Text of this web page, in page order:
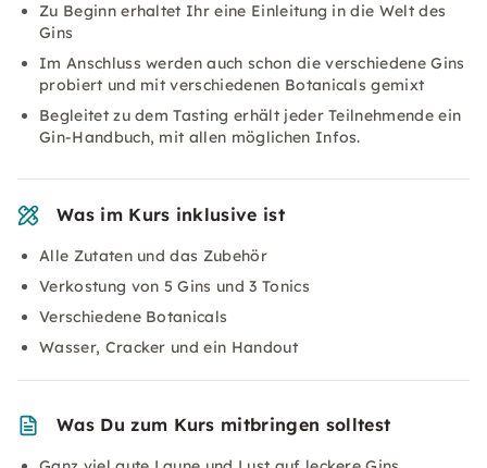
Zu Beginn erhaltet Ihr eine Einleitung in die Welt des
Gins
Im Anschluss werden auch schon die verschiedene Gins
probiert und mit verschiedenen Botanicals gemixt
Begleitet zu dem Tasting erhält jeder Teilnehmende ein
Gin-Handbuch, mit allen möglichen Infos.
Was im Kurs inklusive ist
Alle Zutaten und das Zubehör
Verkostung von 5 Gins und 3 Tonics
Verschiedene Botanicals
Wasser, Cracker und ein Handout
Was Du zum Kurs mitbringen solltest